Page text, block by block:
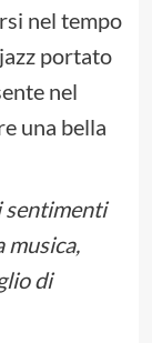
nel tempo
portato
nel
una bella
sentimenti
musica,
di